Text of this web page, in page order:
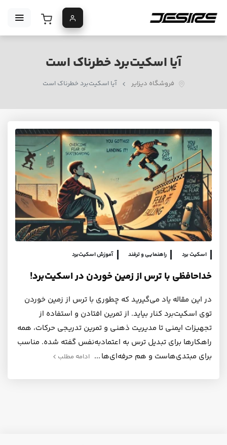
آیا اسکیت‌برد خطرناک است
فروشگاه دیزایر آیا اسکیت‌برد خطرناک است
اسکیت برد راهنمایی و ترفند آموزش اسکیت‌برد
خداحافظی با ترس از زمین خوردن در اسکیت‌برد!
در این مقاله یاد می‌گیرید که چطوری با ترس از زمین خوردن
توی اسکیت‌برد کنار بیاید. از تمرین افتادن و استفاده از
تجهیزات ایمنی تا مدیریت ذهنی و تمرین تدریجی حرکات، همه
راهکارها برای تبدیل ترس به اعتمادبه‌نفس گفته شده. مناسب
برای مبتدی‌هاست و هم حرفه‌ای‌ها
ادامه مطلب